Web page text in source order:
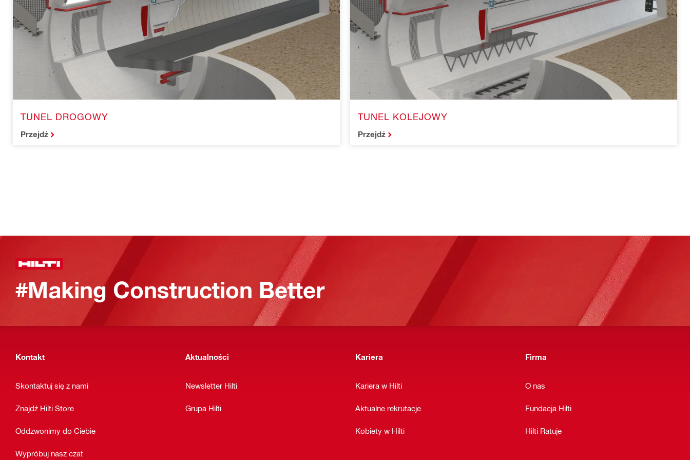
TUNEL DROGOWY
Przejdź
TUNEL KOLEJOWY
Przejdź
#Making Construction Better
Kontakt
Skontaktuj się z nami
Znajdź Hilti Store
Oddzwonimy do Ciebie
Wypróbuj nasz czat
Aktualności
Newsletter Hilti
Grupa Hilti
Kariera
Kariera w Hilti
Aktualne rekrutacje
Kobiety w Hilti
Firma
O nas
Fundacja Hilti
Hilti Ratuje